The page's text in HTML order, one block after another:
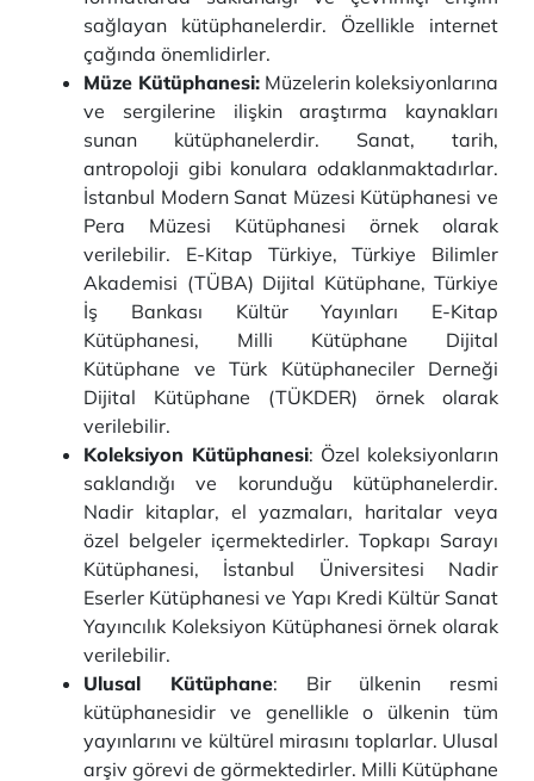
sağlayan kütüphanelerdir. Özellikle internet
çağında önemlidirler.
Müze Kütüphanesi: Müzelerin koleksiyonlarına
ve sergilerine ilişkin araştırma kaynakları
sunan kütüphanelerdir. Sanat, tarih,
antropoloji gibi konulara odaklanmaktadırlar.
İstanbul Modern Sanat Müzesi Kütüphanesi ve
Pera Müzesi Kütüphanesi örnek olarak
verilebilir. E-Kitap Türkiye, Türkiye Bilimler
Akademisi (TÜBA) Dijital Kütüphane, Türkiye
İş Bankası Kültür Yayınları E-Kitap
Kütüphanesi, Milli Kütüphane Dijital
Kütüphane ve Türk Kütüphaneciler Derneği
Dijital Kütüphane (TÜKDER) örnek olarak
verilebilir.
Koleksiyon Kütüphanesi: Özel koleksiyonların
saklandığı ve korunduğu kütüphanelerdir.
Nadir kitaplar, el yazmaları, haritalar veya
özel belgeler içermektedirler. Topkapı Sarayı
Kütüphanesi, İstanbul Üniversitesi Nadir
Eserler Kütüphanesi ve Yapı Kredi Kültür Sanat
Yayıncılık Koleksiyon Kütüphanesi örnek olarak
verilebilir.
Ulusal Kütüphane: Bir ülkenin resmi
kütüphanesidir ve genellikle o ülkenin tüm
yayınlarını ve kültürel mirasını toplarlar. Ulusal
arşiv görevi de görmektedirler. Milli Kütüphane